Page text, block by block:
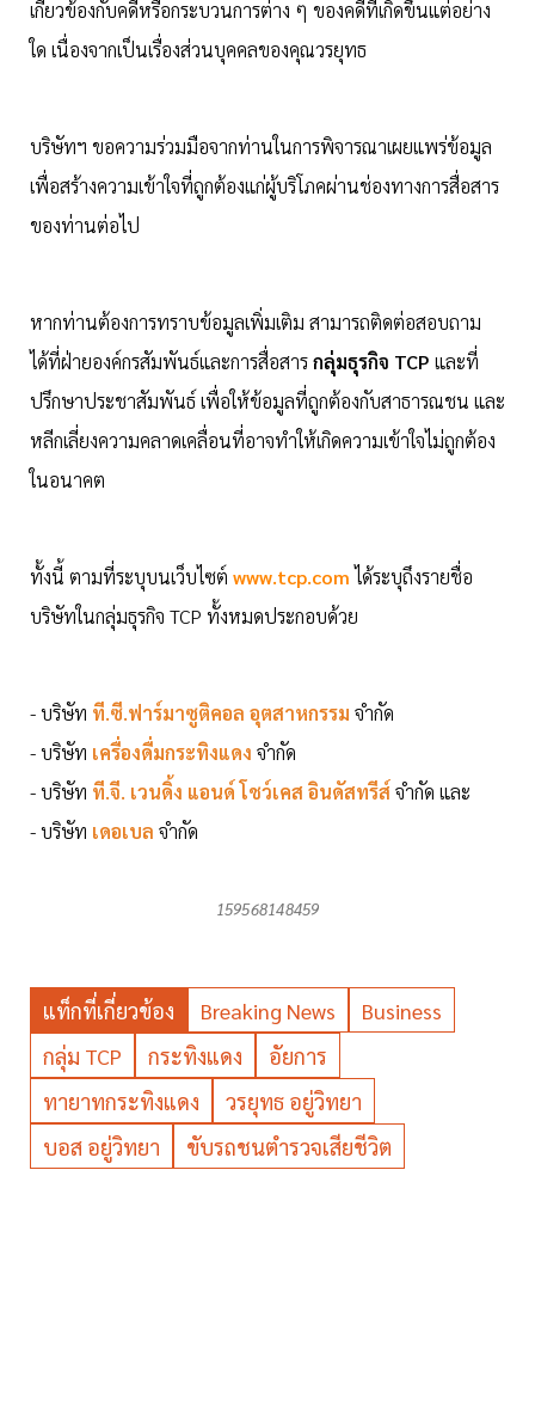
เกี่ยวข้องกับคดีหรือกระบวนการต่าง ๆ ของคดีที่เกิดขึ้นแต่อย่าง
ใด เนื่องจากเป็นเรื่องส่วนบุคคลของคุณวรยุทธ
บริษัทฯ ขอความร่วมมือจากท่านในการพิจารณาเผยแพร่ข้อมูล
เพื่อสร้างความเข้าใจที่ถูกต้องแก่ผู้บริโภคผ่านช่องทางการสื่อสาร
ของท่านต่อไป
หากท่านต้องการทราบข้อมูลเพิ่มเติม สามารถติดต่อสอบถาม
ได้ที่ฝ่ายองค์กรสัมพันธ์และการสื่อสารกลุ่มธุรกิจ TCP และที่
ปรึกษาประชาสัมพันธ์ เพื่อให้ข้อมูลที่ถูกต้องกับสาธารณชน และ
หลีกเลี่ยงความคลาดเคลื่อนที่อาจทำให้เกิดความเข้าใจไม่ถูกต้อง
ในอนาคต
ทั้งนี้ ตามที่ระบุบนเว็บไซต์ www.tcp.comได้ระบุถึงรายชื่อ
บริษัทในกลุ่มธุรกิจ TCP ทั้งหมดประกอบด้วย
- บริษัท ที.ซี.ฟาร์มาซูติคอล อุตสาหกรรม จำกัด
- บริษัท เครื่องดื่มกระทิงแดง จำกัด
- บริษัท ที.จี. เวนดิ้ง แอนด์ โชว์เคส อินดัสทรีส์ จำกัด และ
- บริษัท เดอเบล จำกัด
159568148459
แท็กที่เกี่ยวข้อง Breaking News
Business
กลุ่ม TCP
กระทิงแดง
อัยการ
ทายาทกระทิงแดง
วรยุทธ อยู่วิทยา
บอส อยู่วิทยา
ขับรถชนตำรวจเสียชีวิต